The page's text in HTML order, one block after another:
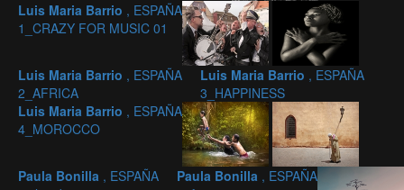
Luis Maria Barrio , ESPAÑA
1_CRAZY FOR MUSIC 01
Luis Maria Barrio , ESPAÑA
2_AFRICA
Luis Maria Barrio , ESPAÑA
3_HAPPINESS
Luis Maria Barrio , ESPAÑA
4_MOROCCO
Paula Bonilla , ESPAÑA
Paula Bonilla , ESPAÑA